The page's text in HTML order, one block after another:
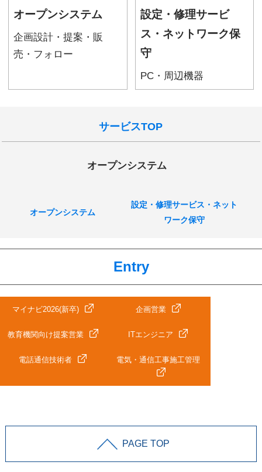
オープンシステム
企画設計・提案・販
売・フォロー
設定・修理サービ
ス・ネットワーク保
守
PC・周辺機器
サービスTOP
オープンシステム
オープンシステム
設定・修理サービス・ネット
ワーク保守
Entry
マイナビ2026(新卒) 企画営業
教育機関向け提案営業 ITエンジニア
電話通信技術者 電気・通信工事施工管理
PAGE TOP